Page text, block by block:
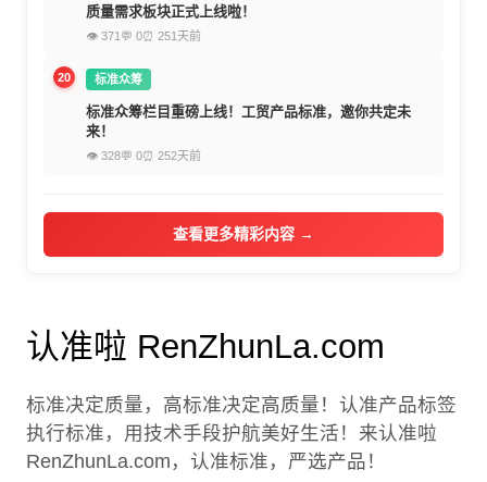
质量需求板块正式上线啦！
👁 371 💬 0⏰ 251天前
20 标准众筹
标准众筹栏目重磅上线！工贸产品标准，邀你共定未
来！
👁 328💬 0⏰ 252天前
查看更多精彩内容 →
认准啦 RenZhunLa.com
标准决定质量，高标准决定高质量！认准产品标签
执行标准，用技术手段护航美好生活！来认准啦
RenZhunLa.com，认准标准，严选产品！